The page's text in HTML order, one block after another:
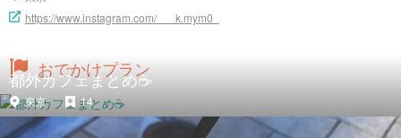
https://www.instagram.com/___k.mym0_
おでかけプラン
都外カフェまとめ☕️
東京 14